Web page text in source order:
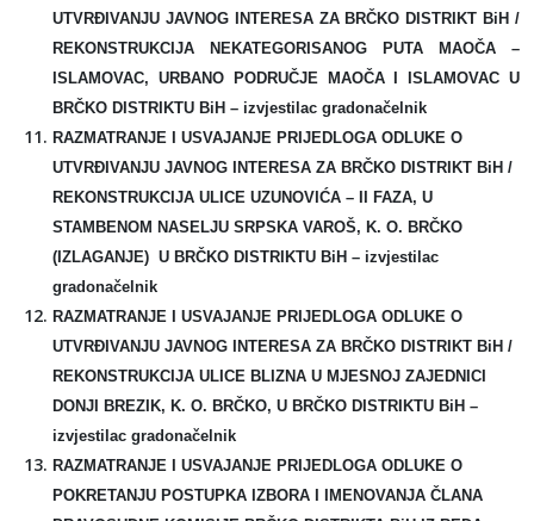
UTVRĐIVANJU JAVNOG INTERESA ZA BRČKO DISTRIKT BiH /
REKONSTRUKCIJA NEKATEGORISANOG PUTA MAOČA –
ISLAMOVAC, URBANO PODRUČJE MAOČA I ISLAMOVAC U
BRČKO DISTRIKTU BiH – izvjestilac gradonačelnik
RAZMATRANJE I USVAJANJE PRIJEDLOGA ODLUKE O
UTVRĐIVANJU JAVNOG INTERESA ZA BRČKO DISTRIKT BiH /
REKONSTRUKCIJA ULICE UZUNOVIĆA – II FAZA, U
STAMBENOM NASELJU SRPSKA VAROŠ, K. O. BRČKO
(IZLAGANJE) U BRČKO DISTRIKTU BiH – izvjestilac
gradonačelnik
RAZMATRANJE I USVAJANJE PRIJEDLOGA ODLUKE O
UTVRĐIVANJU JAVNOG INTERESA ZA BRČKO DISTRIKT BiH /
REKONSTRUKCIJA ULICE BLIZNA U MJESNOJ ZAJEDNICI
DONJI BREZIK, K. O. BRČKO, U BRČKO DISTRIKTU BiH –
izvjestilac gradonačelnik
RAZMATRANJE I USVAJANJE PRIJEDLOGA ODLUKE O
POKRETANJU POSTUPKA IZBORA I IMENOVANJA ČLANA